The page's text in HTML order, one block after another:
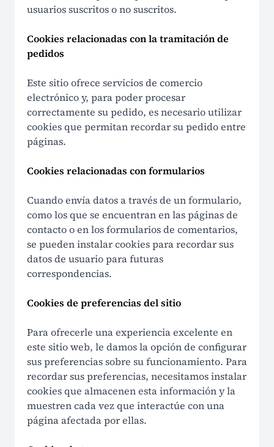
usuarios suscritos o no suscritos.
Cookies relacionadas con la tramitación de
pedidos
Este sitio ofrece servicios de comercio
electrónico y, para poder procesar
correctamente su pedido, es necesario utilizar
cookies que permitan recordar su pedido entre
páginas.
Cookies relacionadas con formularios
Cuando envía datos a través de un formulario,
como los que se encuentran en las páginas de
contacto o en los formularios de comentarios,
se pueden instalar cookies para recordar sus
datos de usuario para futuras
correspondencias.
Cookies de preferencias del sitio
Para ofrecerle una experiencia excelente en
este sitio web, le damos la opción de configurar
sus preferencias sobre su funcionamiento. Para
recordar sus preferencias, necesitamos instalar
cookies que almacenen esta información y la
muestren cada vez que interactúe con una
página afectada por ellas.